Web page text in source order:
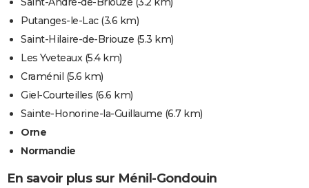
Putanges-le-Lac(3.6 km)
Saint-Hilaire-de-Briouze (5.3 km)
Les Yveteaux(5.4 km)
Craménil (5.6 km)
Giel-Courteilles (6.6 km)
Sainte-Honorine-la-Guillaume (6.7 km)
Orne
Normandie
En savoir plus sur Ménil-Gondouin